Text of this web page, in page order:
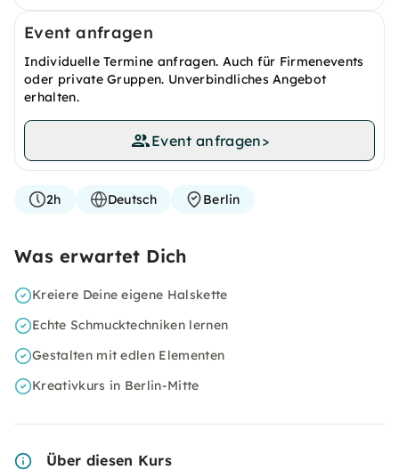
Event anfragen
Individuelle Termine anfragen. Auch für Firmenevents
oder private Gruppen. Unverbindliches Angebot
erhalten.
Event anfragen>
2h Deutsch Berlin
Was erwartet Dich
Kreiere Deine eigene Halskette
Echte Schmucktechniken lernen
Gestalten mit edlen Elementen
Kreativkurs in Berlin-Mitte
Über diesen Kurs